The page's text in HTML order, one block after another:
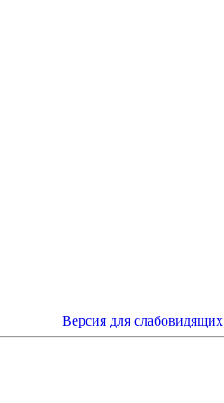
Версия для слабовидящих